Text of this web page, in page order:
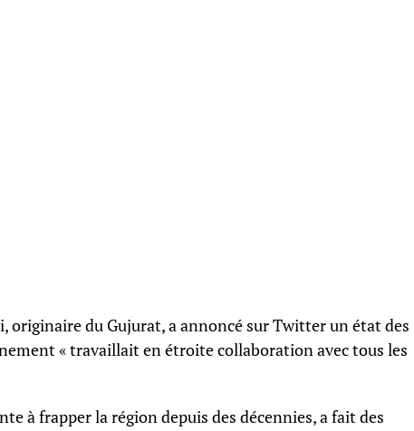
originaire du Gujurat, a annoncé sur Twitter un état des
« travaillait en étroite collaboration avec tous les
à frapper la région depuis des décennies, a fait des